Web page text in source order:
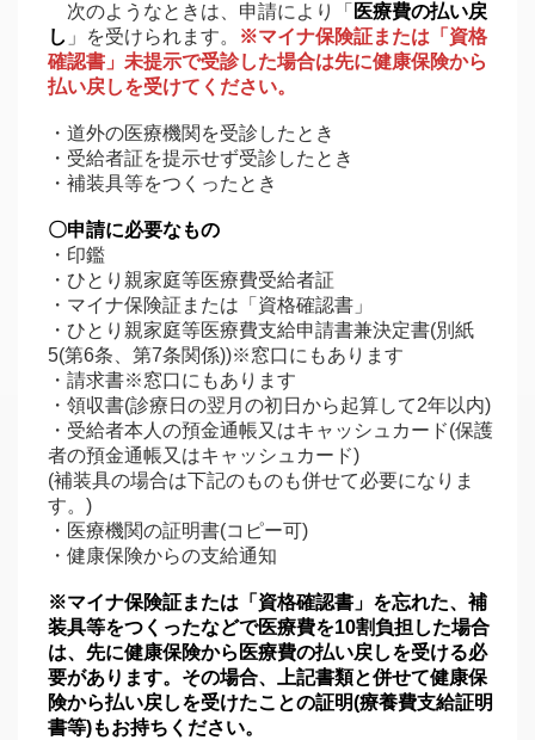
次のようなときは、申請により「 医療費の払い戻
し 」を受けられます。
※マイナ保険証または「資格
確認書」未提示で受診した場合は先に健康保険から
払い戻しを受けてください。
・道外の医療機関を受診したとき
・受給者証を提示せず受診したとき
・補装具等をつくったとき
〇申請に必要なもの
・印鑑
・ひとり親家庭等医療費受給者証
・マイナ保険証または「資格確認書」
・ひとり親家庭等医療費支給申請書兼決定書(別紙
5(第6条、第7条関係))※窓口にもあります
・請求書※窓口にもあります
・領収書(診療日の翌月の初日から起算して2年以内)
・受給者本人の預金通帳又はキャッシュカード(保護
者の預金通帳又はキャッシュカード)
(補装具の場合は下記のものも併せて必要になりま
す。)
・医療機関の証明書(コピー可)
・健康保険からの支給通知
※マイナ保険証または「資格確認書」を忘れた、補
装具等をつくったなどで医療費を10割負担した場合
は、先に健康保険から医療費の払い戻しを受ける必
要があります。その場合、上記書類と併せて健康保
険から払い戻しを受けたことの証明(療養費支給証明
書等)もお持ちください。